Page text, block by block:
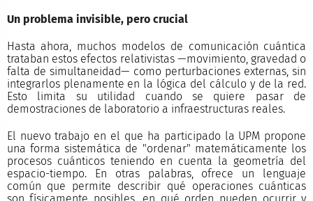
Un problema invisible, pero crucial
Hasta ahora, muchos modelos de comunicación cuántica
trataban estos efectos relativistas —movimiento, gravedad o
falta de simultaneidad— como perturbaciones externas, sin
integrarlos plenamente en la lógica del cálculo y de la red.
Esto limita su utilidad cuando se quiere pasar de
demostraciones de laboratorio a infraestructuras reales.
El nuevo trabajo en el que ha participado la UPM propone
una forma sistemática de "ordenar" matemáticamente los
procesos cuánticos teniendo en cuenta la geometría del
espacio-tiempo. En otras palabras, ofrece un lenguaje
común que permite describir qué operaciones cuánticas